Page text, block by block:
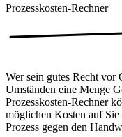
Prozesskosten-Rechner
Wer sein gutes Recht
Umständen eine Menge
Prozesskosten-Rechner
möglichen Kosten auf
Prozess gegen den